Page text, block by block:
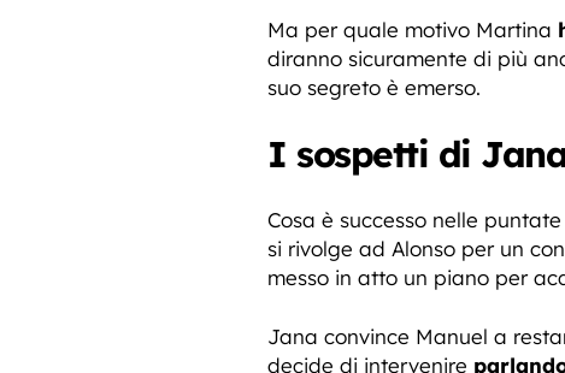
Ma per quale motivo Martina
diranno sicuramente di più
suo segreto è emerso.
I sospetti di
Cosa è successo nelle
si rivolge ad Alonso per un
messo in atto un piano per
Jana convince Manuel a
decide di intervenire